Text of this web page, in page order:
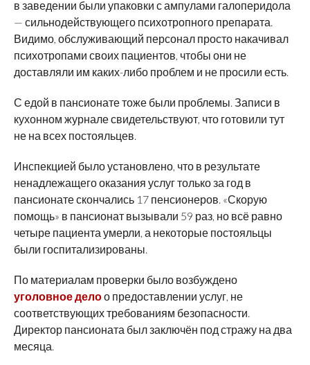
в заведении были упаковки с ампулами галоперидола
— сильнодействующего психотропного препарата.
Видимо, обслуживающий персонал просто накачивал
психотропами своих пациентов, чтобы они не
доставляли им каких-либо проблем и не просили есть.
С едой в пансионате тоже были проблемы. Записи в
кухонном журнале свидетельствуют, что готовили тут
не на всех постояльцев.
Инспекцией было установлено, что в результате
ненадлежащего оказания услуг только за год в
пансионате скончались 17 пенсионеров. «Скорую
помощь» в пансионат вызывали 59 раз, но всё равно
четыре пациента умерли, а некоторые постояльцы
были госпитализированы.
По материалам проверки было возбуждено
уголовное делоо предоставлении услуг, не
соответствующих требованиям безопасности.
Директор пансионата был заключён под стражу на два
месяца.